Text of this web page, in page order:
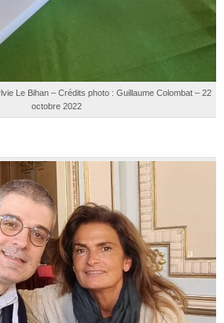
Le Bihan – Crédits photo : Guillaume Colombat – 22
octobre 2022